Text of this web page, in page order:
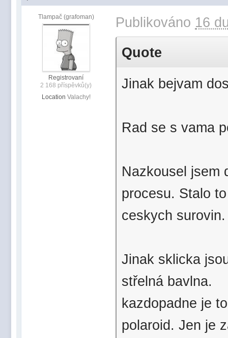
Tlampač (grafoman)
Registrovaní
2 168 příspěvků(y)
Location Valachy!
Publikováno 16
Quote
Jinak bejvam
Rad se s vama
Nazkousel jsem
procesu. Stalo
ceskych surovin.
Jinak sklicka
střelná bavlna.
kazdopadne je
polaroid. Jen je